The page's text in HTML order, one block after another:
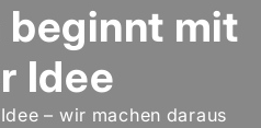
beginnt mit
Idee
– wir machen daraus